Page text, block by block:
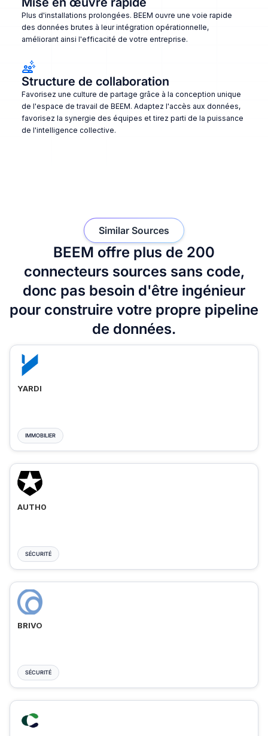
Plus d'installations prolongées. BEEM ouvre une voie rapide
des données brutes à leur intégration opérationnelle,
améliorant ainsi l'efficacité de votre entreprise.
Structure de collaboration
Favorisez une culture de partage grâce à la conception unique
de l'espace de travail de BEEM. Adaptez l'accès aux données,
favorisez la synergie des équipes et tirez parti de la puissance
de l'intelligence collective.
BEEM offre plus de 200
connecteurs sources sans code,
donc pas besoin d'être ingénieur
pour construire votre propre pipeline
de données.
Similar Sources
YARDI
IMMOBILIER
AUTH0
SÉCURITÉ
BRIVO
SÉCURITÉ